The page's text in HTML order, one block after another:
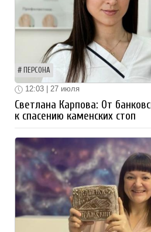
ПЕРСОНА
12:03 | 27 июля
Светлана Карпова: От
к спасению каменских стоп